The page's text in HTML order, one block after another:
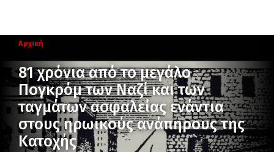
Αρχική
81 χρόνια από το μεγάλο
Πογκρόμ των Ναζί και των
ταγμάτων ασφαλείας ενάντια
στους ηρωικούς ανάπηρους της
Κατοχής